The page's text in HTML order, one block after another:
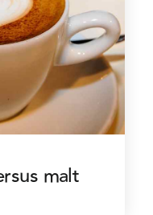
malt